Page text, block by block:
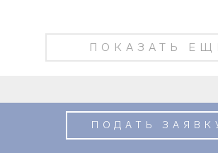
ПОКАЗАТЬ
ПОДАТЬ